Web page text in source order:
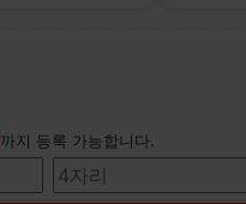
까지 등록 가능합니다.